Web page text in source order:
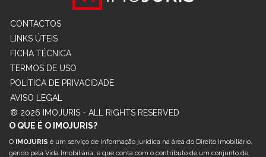
CONTACTOS
LINKS ÚTEIS
FICHA TÉCNICA
TERMOS DE USO
POLÍTICA DE PRIVACIDADE
AVISO LEGAL
® 2026 IMOJURIS - ALL RIGHTS RESERVED
O QUE É O IMOJURIS?
O IMOJURIS é um serviço de informação jurídica na área do Direito Imobiliário,
gerido pela Vida Imobiliária, e que conta com o contributo de um conjunto de